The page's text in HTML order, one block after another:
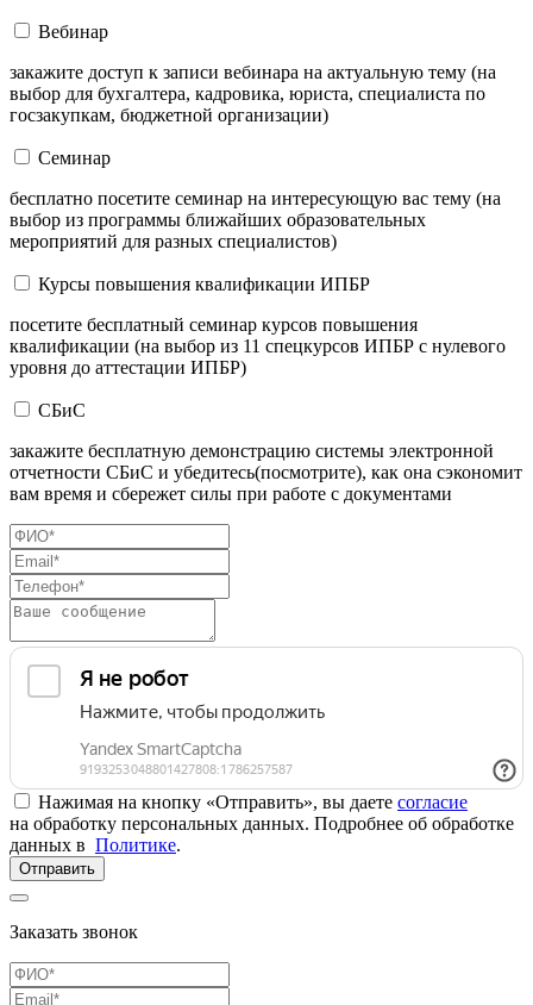
Вебинар
закажите доступ к записи вебинара на актуальную тему (на
выбор для бухгалтера, кадровика, юриста, специалиста по
госзакупкам, бюджетной организации)
Семинар
бесплатно посетите семинар на интересующую вас тему (на
выбор из программы ближайших образовательных
мероприятий для разных специалистов)
Курсы повышения квалификации ИПБР
посетите бесплатный семинар курсов повышения
квалификации (на выбор из 11 спецкурсов ИПБР с нулевого
уровня до аттестации ИПБР)
СБиС
закажите бесплатную демонстрацию системы электронной
отчетности СБиС и убедитесь(посмотрите), как она сэкономит
вам время и сбережет силы при работе с документами
Нажимая на кнопку «Отправить», вы даете согласие
на обработку персональных данных. Подробнее об обработке
данных в Политике.
Отправить
Заказать звонок